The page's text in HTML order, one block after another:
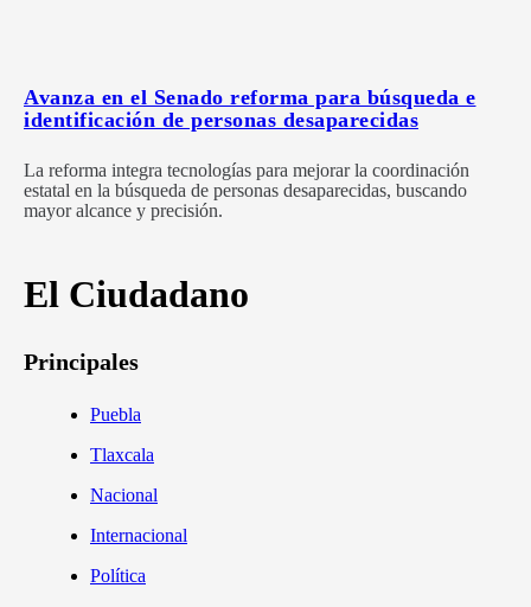
Avanza en el Senado reforma para búsqueda e
identificación de personas desaparecidas
La reforma integra tecnologías para mejorar la coordinación
estatal en la búsqueda de personas desaparecidas, buscando
mayor alcance y precisión.
El Ciudadano
Principales
Puebla
Tlaxcala
Nacional
Internacional
Política